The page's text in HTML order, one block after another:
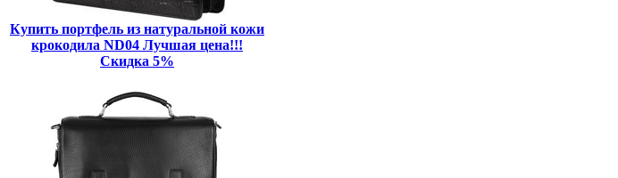
Купить портфель из натуральной кожи
крокодила ND04 Лучшая цена!!!
Скидка 5%